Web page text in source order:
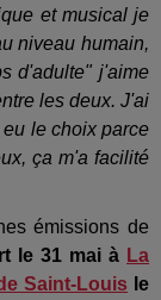
et musical je
niveau humain,
d'adulte" j'aime
les deux. J'ai
le choix parce
ça m'a facilité
émissions de
le 31 mai à La
Saint-Louis le